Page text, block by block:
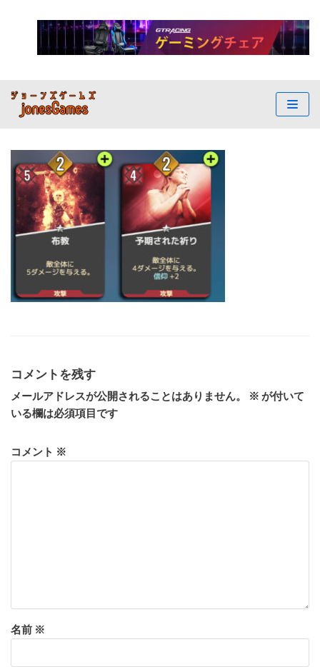
へ
ス
ッ
プ
コメントを残す
メールアドレスが公開されることはありません。 ※ が付いて
いる欄は必須項目です
コメント ※
名前 ※